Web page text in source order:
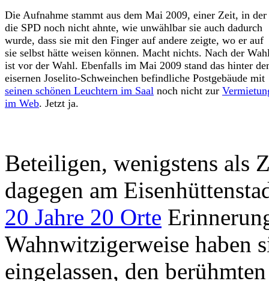
Die Aufnahme stammt aus dem Mai 2009, einer Zeit, in der
die SPD noch nicht ahnte, wie unwählbar sie auch dadurch
wurde, dass sie mit den Finger auf andere zeigte, wo er auf
sie selbst hätte weisen können. Macht nichts. Nach der
ist vor der Wahl. Ebenfalls im Mai 2009 stand das hinter
eisernen Joselito-Schweinchen befindliche Postgebäude mit
seinen schönen Leuchtern im Saal noch nicht zur
im Web. Jetzt ja.
Beteiligen, wenigstens als
dagegen am
20 Jahre 20 Orte
Wahnwitzigerweise haben
eingelassen, den